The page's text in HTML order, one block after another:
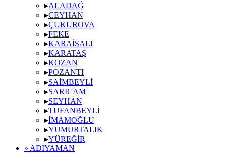
▸ALADAĞ
▸CEYHAN
▸ÇUKUROVA
▸FEKE
▸KARAISALI
▸KARATAŞ
▸KOZAN
▸POZANTI
▸SAIMBEYLI
▸SARICAM
▸SEYHAN
▸TUFANBEYLI
▸İMAMOĞLU
▸YUMURTALIK
▸YÜREĞIR
» ADIYAMAN